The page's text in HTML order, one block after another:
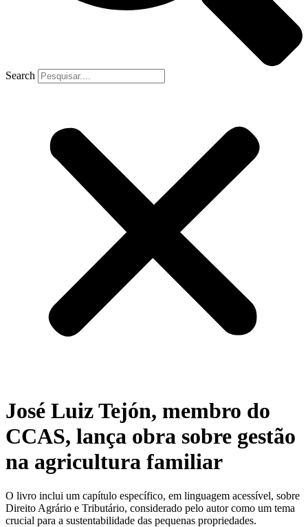
Search
José Luiz Tejón, membro do
CCAS, lança obra sobre gestão
na agricultura familiar
O livro inclui um capítulo específico, em linguagem acessível, sobre
Direito Agrário e Tributário, considerado pelo autor como um tema
crucial para a sustentabilidade das pequenas propriedades.